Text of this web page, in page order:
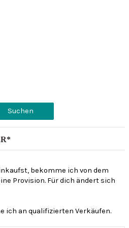
bekomme ich von dem
Provision. Für dich ändert sich
ich an qualifizierten Verkäufen.